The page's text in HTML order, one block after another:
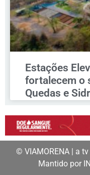
Estações
fortalecem o
Quedas e
© VIAMORENA | a
Mantido por